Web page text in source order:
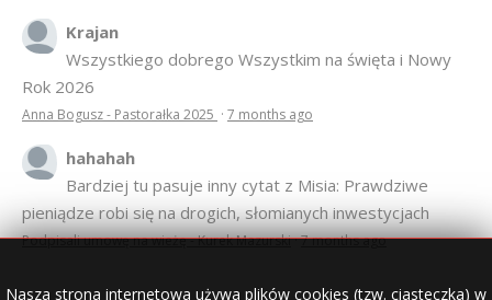
Krajan
Wszystkiego dobrego Wszystkim na święta i Nowy
Rok 2026
Anna Bogusz - Pastorałka 2025 · 7 months ago
hahahah
Bardziej tu pasuje inny cytat z Misia: Prawdziwe
pieniądze robi się na drogich, słomianych inwestycjach
Podpisali umowę na wieżę - Kurek Mazurski·7 months ago
Nasza strona internetowa używa plików cookies (tzw. ciasteczka) w